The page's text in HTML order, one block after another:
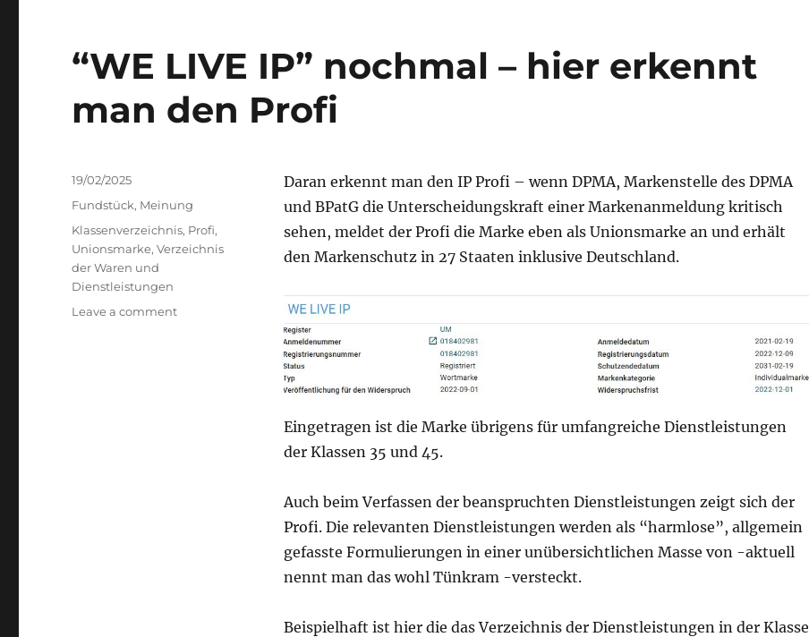
“WE LIVE IP” nochmal – hier erkennt
man den Profi
Daran erkennt man den IP Profi – wenn DPMA, Markenstelle des DPMA
und BPatG die Unterscheidungskraft einer Markenanmeldung kritisch
sehen, meldet der Profi die Marke eben als Unionsmarke an und erhält
den Markenschutz in 27 Staaten inklusive Deutschland.
Eingetragen ist die Marke übrigens für umfangreiche Dienstleistungen
der Klassen 35 und 45.
Auch beim Verfassen der beanspruchten Dienstleistungen zeigt sich der
Profi. Die relevanten Dienstleistungen werden als “harmlose”, allgemein
gefasste Formulierungen in einer unübersichtlichen Masse von -aktuell
nennt man das wohl Tünkram -versteckt.
Beispielhaft ist hier die das Verzeichnis der Dienstleistungen in der Klasse
Posted
19/02/2025
Categories
Fundstück, Meinung
Tags
Klassenverzeichnis, Profi,
Unionsmarke,Verzeichnis
der Waren und
Dienstleistungen
Leave a commenton